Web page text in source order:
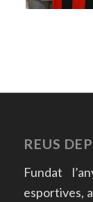
REUS
Fundat
esportives,